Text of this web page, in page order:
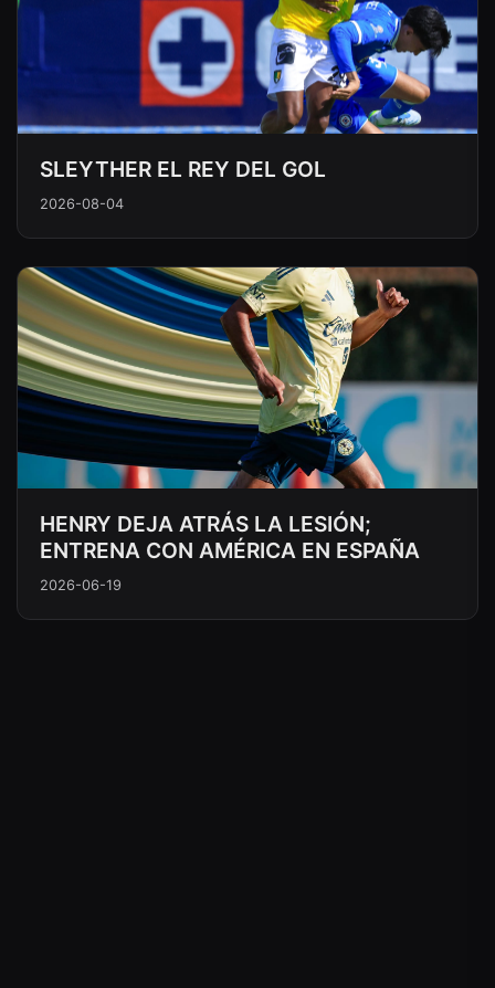
SLEYTHER EL REY DEL GOL
2026-08-04
HENRY DEJA ATRÁS LA LESIÓN;
ENTRENA CON AMÉRICA EN ESPAÑA
2026-06-19